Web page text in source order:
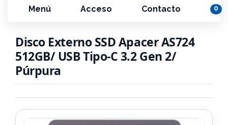
Menú Acceso Contacto 0
Disco Externo SSD Apacer AS724
512GB/ USB Tipo-C 3.2 Gen 2/
Púrpura